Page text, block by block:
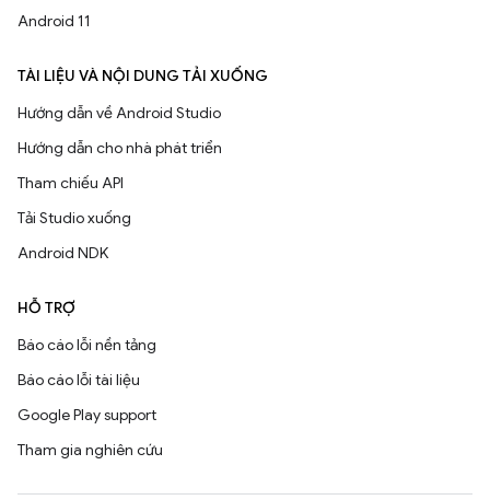
Android 11
TÀI LIỆU VÀ NỘI DUNG TẢI XUỐNG
Hướng dẫn về Android Studio
Hướng dẫn cho nhà phát triển
Tham chiếu API
Tải Studio xuống
Android NDK
HỖ TRỢ
Báo cáo lỗi nền tảng
Báo cáo lỗi tài liệu
Google Play support
Tham gia nghiên cứu